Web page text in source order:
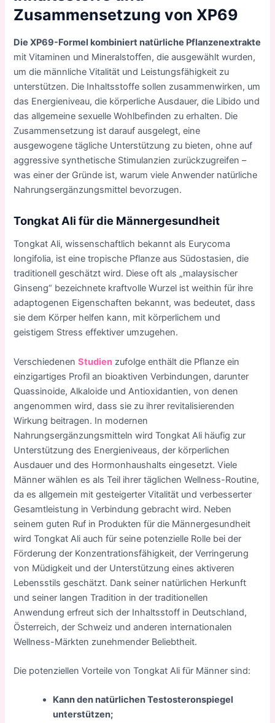
Zusammensetzung von XP69
Die XP69-Formel kombiniert natürliche Pflanzenextrakte
mit Vitaminen und Mineralstoffen, die ausgewählt wurden,
um die männliche Vitalität und Leistungsfähigkeit zu
unterstützen. Die Inhaltsstoffe sollen zusammenwirken, um
das Energieniveau, die körperliche Ausdauer, die Libido und
das allgemeine sexuelle Wohlbefinden zu erhalten. Die
Zusammensetzung ist darauf ausgelegt, eine
ausgewogene tägliche Unterstützung zu bieten, ohne auf
aggressive synthetische Stimulanzien zurückzugreifen –
was einer der Gründe ist, warum viele Anwender natürliche
Nahrungsergänzungsmittel bevorzugen.
Tongkat Ali für die Männergesundheit
Tongkat Ali, wissenschaftlich bekannt als Eurycoma
longifolia, ist eine tropische Pflanze aus Südostasien, die
traditionell geschätzt wird. Diese oft als „malaysischer
Ginseng“ bezeichnete kraftvolle Wurzel ist weithin für ihre
adaptogenen Eigenschaften bekannt, was bedeutet, dass
sie dem Körper helfen kann, mit körperlichem und
geistigem Stress effektiver umzugehen.
VerschiedenenStudien zufolge enthält die Pflanze ein
einzigartiges Profil an bioaktiven Verbindungen, darunter
Quassinoide, Alkaloide und Antioxidantien, von denen
angenommen wird, dass sie zu ihrer revitalisierenden
Wirkung beitragen. In modernen
Nahrungsergänzungsmitteln wird Tongkat Ali häufig zur
Unterstützung des Energieniveaus, der körperlichen
Ausdauer und des Hormonhaushalts eingesetzt. Viele
Männer wählen es als Teil ihrer täglichen Wellness-Routine,
da es allgemein mit gesteigerter Vitalität und verbesserter
Gesamtleistung in Verbindung gebracht wird. Neben
seinem guten Ruf in Produkten für die Männergesundheit
wird Tongkat Ali auch für seine potenzielle Rolle bei der
Förderung der Konzentrationsfähigkeit, der Verringerung
von Müdigkeit und der Unterstützung eines aktiveren
Lebensstils geschätzt. Dank seiner natürlichen Herkunft
und seiner langen Tradition in der traditionellen
Anwendung erfreut sich der Inhaltsstoff in Deutschland,
Österreich, der Schweiz und anderen internationalen
Wellness-Märkten zunehmender Beliebtheit.
Die potenziellen Vorteile von Tongkat Ali für Männer sind:
Kann den natürlichen Testosteronspiegel
unterstützen;